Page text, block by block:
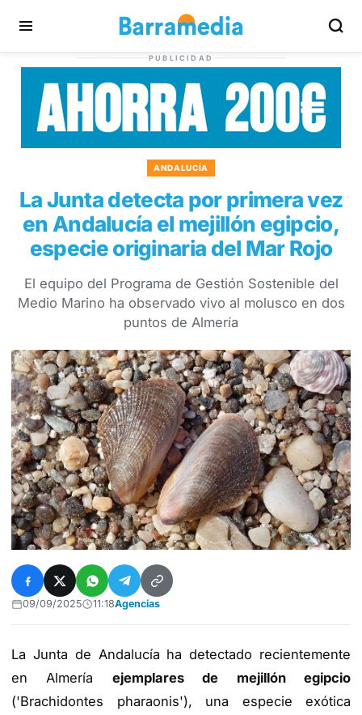
PUBLICIDAD
ANDALUCÍA
La Junta detecta por primera vez
en Andalucía el mejillón egipcio,
especie originaria del Mar Rojo
El equipo del Programa de Gestión Sostenible del
Medio Marino ha observado vivo al molusco en dos
puntos de Almería
09/09/2025 11:18Agencias
La Junta de Andalucía ha detectado recientemente
en Almería ejemplares de mejillón egipcio
('Brachidontes pharaonis'), una especie exótica